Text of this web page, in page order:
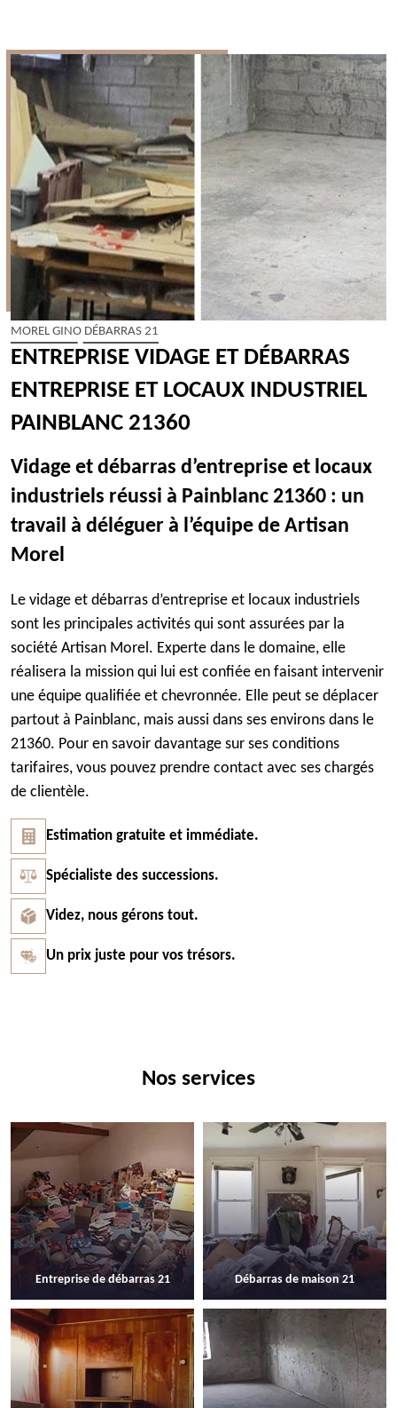
MOREL GINO DÉBARRAS 21
ENTREPRISE VIDAGE ET DÉBARRAS
ENTREPRISE ET LOCAUX INDUSTRIEL
PAINBLANC 21360
Vidage et débarras d’entreprise et locaux
industriels réussi à Painblanc 21360 : un
travail à déléguer à l’équipe de Artisan
Morel
Le vidage et débarras d’entreprise et locaux industriels
sont les principales activités qui sont assurées par la
société Artisan Morel. Experte dans le domaine, elle
réalisera la mission qui lui est confiée en faisant intervenir
une équipe qualifiée et chevronnée. Elle peut se déplacer
partout à Painblanc, mais aussi dans ses environs dans le
21360. Pour en savoir davantage sur ses conditions
tarifaires, vous pouvez prendre contact avec ses chargés
de clientèle.
Estimation gratuite et immédiate.
Spécialiste des successions.
Videz, nous gérons tout.
Un prix juste pour vos trésors.
Nos services
Entreprise de débarras 21 Débarras de maison 21